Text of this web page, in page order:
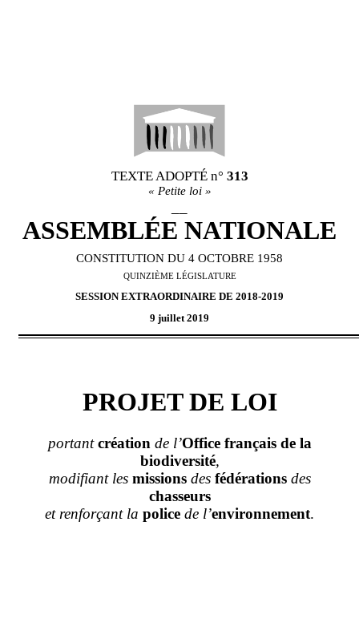
TEXTE ADOPTÉ n° 313
« Petite loi »
ASSEMBLÉE NATIONALE
CONSTITUTION DU 4 OCTOBRE 1958
QUINZIÈME LÉGISLATURE
SESSION EXTRAORDINAIRE DE 2018-2019
9 juillet 2019
PROJET DE LOI
portantcréation de l’Office français de la
biodiversité,
modifiant les missionsdes fédérationsdes
chasseurs
et renforçant la police de l’environnement.